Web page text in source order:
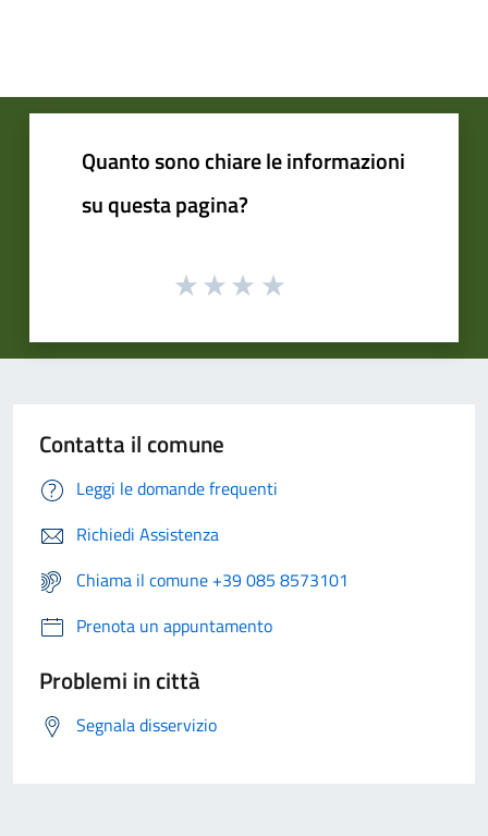
Quanto sono chiare le informazioni
su questa pagina?
Contatta il comune
Leggi le domande frequenti
Richiedi Assistenza
Chiama il comune +39 085 8573101
Prenota un appuntamento
Problemi in città
Segnala disservizio